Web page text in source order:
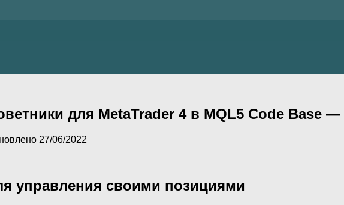
для MetaTrader 4 в MQL5 Code Base
27/06/2022
управления своими позициями